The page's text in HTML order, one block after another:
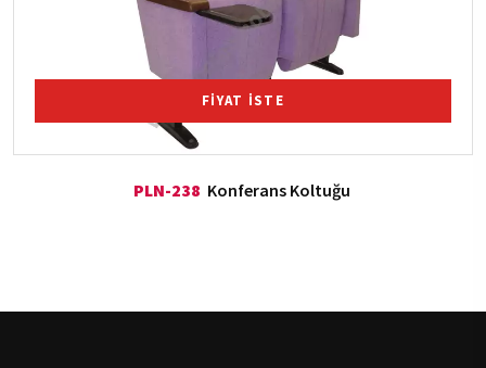
FİYAT İSTE
PLN-238 Konferans Koltuğu